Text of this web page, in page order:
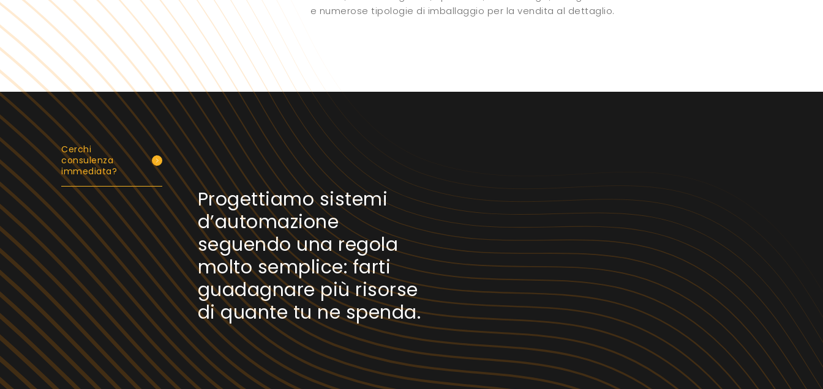
e numerose tipologie di imballaggio per la vendita al dettaglio.
Cerchi
consulenza
immediata?
Progettiamo sistemi
d’automazione
seguendo una regola
molto semplice: farti
guadagnare più risorse
di quante tu ne spenda.